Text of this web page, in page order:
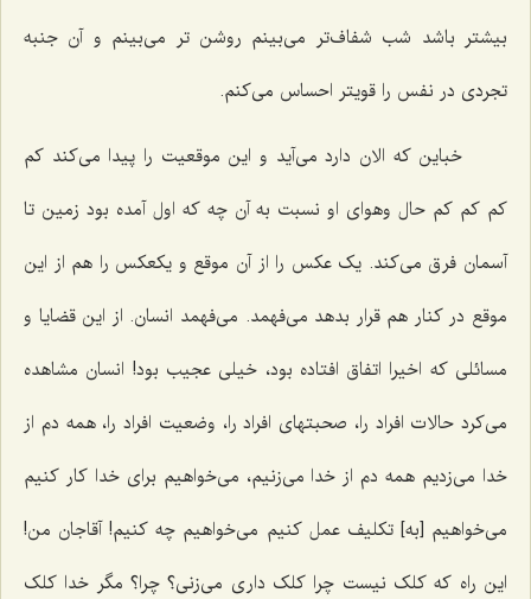
بیشتر باشد شب شفاف‌تر می‌بینم روشن تر می‌بینم و آن جنبه
تجردی در نفس را قویتر احساس می‌کنم.
خباین که الان دارد می‌آید و این موقعیت را پیدا می‌کند کم
کم کم کم حال وهوای او نسبت به آن چه که اول آمده بود زمین تا
آسمان فرق می‌کند. یک عکس را از آن موقع و یکعکس را هم از این
موقع در کنار هم قرار بدهد می‌فهمد. می‌فهمد انسان. از این قضایا و
مسائلی که اخیرا اتفاق افتاده بود، خیلی عجیب بود! انسان مشاهده
می‌کرد حالات افراد را، صحبتهای افراد را، وضعیت افراد را، همه دم از
خدا می‌زدیم همه دم از خدا می‌زنیم، می‌خواهیم برای خدا کار کنیم
می‌خواهیم [به‌] تکلیف عمل کنیم می‌خواهیم چه کنیم! آقاجان من!
این راه که کلک نیست چرا کلک داری می‌زنی؟ چرا؟ مگر خدا کلک